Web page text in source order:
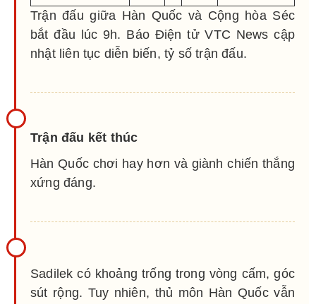
Trận đấu giữa Hàn Quốc và Cộng hòa Séc
bắt đầu lúc 9h. Báo Điện tử VTC News cập
nhật liên tục diễn biến, tỷ số trận đấu.
Trận đấu kết thúc
Hàn Quốc chơi hay hơn và giành chiến thắng
xứng đáng.
Sadilek có khoảng trống trong vòng cấm, góc
sút rộng. Tuy nhiên, thủ môn Hàn Quốc vẫn